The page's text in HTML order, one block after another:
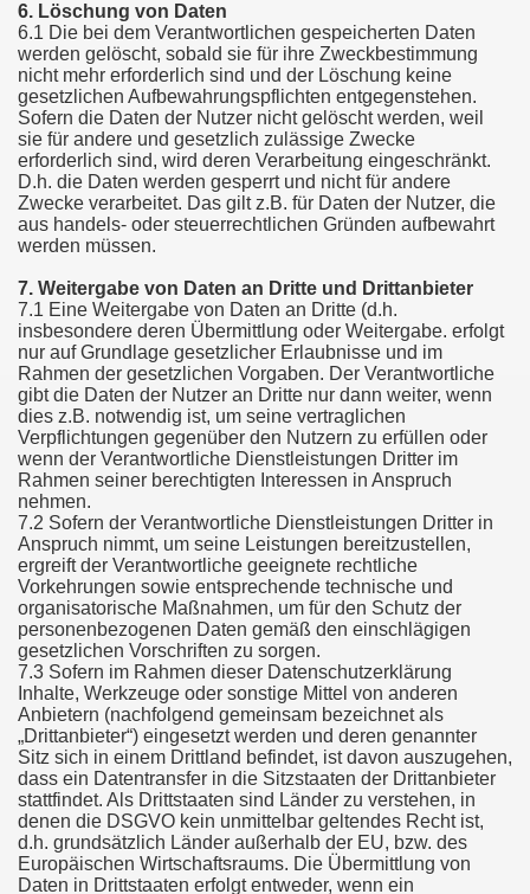
6. Löschung von Daten
6.1 Die bei dem Verantwortlichen gespeicherten Daten
werden gelöscht, sobald sie für ihre Zweckbestimmung
nicht mehr erforderlich sind und der Löschung keine
gesetzlichen Aufbewahrungspflichten entgegenstehen.
Sofern die Daten der Nutzer nicht gelöscht werden, weil
sie für andere und gesetzlich zulässige Zwecke
erforderlich sind, wird deren Verarbeitung eingeschränkt.
D.h. die Daten werden gesperrt und nicht für andere
Zwecke verarbeitet. Das gilt z.B. für Daten der Nutzer, die
aus handels- oder steuerrechtlichen Gründen aufbewahrt
werden müssen.
7. Weitergabe von Daten an Dritte und Drittanbieter
7.1 Eine Weitergabe von Daten an Dritte (d.h.
insbesondere deren Übermittlung oder Weitergabe. erfolgt
nur auf Grundlage gesetzlicher Erlaubnisse und im
Rahmen der gesetzlichen Vorgaben. Der Verantwortliche
gibt die Daten der Nutzer an Dritte nur dann weiter, wenn
dies z.B. notwendig ist, um seine vertraglichen
Verpflichtungen gegenüber den Nutzern zu erfüllen oder
wenn der Verantwortliche Dienstleistungen Dritter im
Rahmen seiner berechtigten Interessen in Anspruch
nehmen.
7.2 Sofern der Verantwortliche Dienstleistungen Dritter in
Anspruch nimmt, um seine Leistungen bereitzustellen,
ergreift der Verantwortliche geeignete rechtliche
Vorkehrungen sowie entsprechende technische und
organisatorische Maßnahmen, um für den Schutz der
personenbezogenen Daten gemäß den einschlägigen
gesetzlichen Vorschriften zu sorgen.
7.3 Sofern im Rahmen dieser Datenschutzerklärung
Inhalte, Werkzeuge oder sonstige Mittel von anderen
Anbietern (nachfolgend gemeinsam bezeichnet als
„Drittanbieter“) eingesetzt werden und deren genannter
Sitz sich in einem Drittland befindet, ist davon auszugehen,
dass ein Datentransfer in die Sitzstaaten der Drittanbieter
stattfindet. Als Drittstaaten sind Länder zu verstehen, in
denen die DSGVO kein unmittelbar geltendes Recht ist,
d.h. grundsätzlich Länder außerhalb der EU, bzw. des
Europäischen Wirtschaftsraums. Die Übermittlung von
Daten in Drittstaaten erfolgt entweder, wenn ein